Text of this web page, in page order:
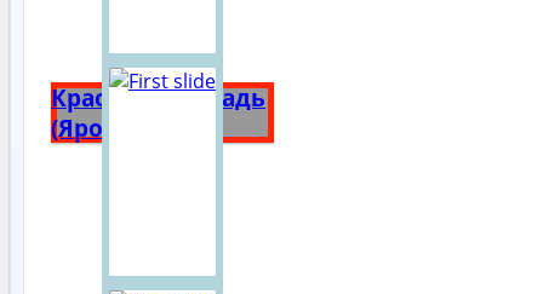
Красная площадь
(Ярославль)